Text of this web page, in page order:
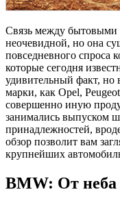
Связь между бытовыми
неочевидной, но она
повседневного спроса
которые сегодня
удивительный факт, но
марки, как Opel,
совершенно иную
занимались выпуском
принадлежностей,
обзор позволит вам
крупнейших
BMW: От неба